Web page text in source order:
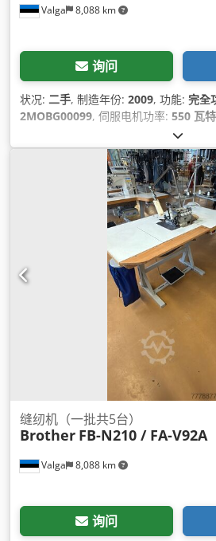
Valga 8,088 km
询问
状况: 二手, 制造年份: 2009, 功能: 完全
2MOBG00099, 伺服电机功率: 550 瓦特
6 横杆, 压缩
Valga 8,088 km
缝纫机（一批共5台）
Brother FB-N210 / FA-V92A
询问